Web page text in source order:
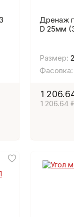
Дренаж
D 25мм
Размер:
Фасовка:
1
1 206.64